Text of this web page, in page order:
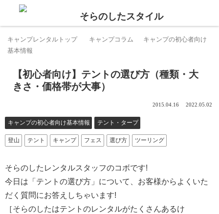
キャンプレンタルトップ キャンプコラム
キャンプの初心者向け
基本情報
【初心者向け】テントの選び方（種類・大
きさ・価格帯が大事）
2022.05.02
2015.04.16
キャンプの初心者向け基本情報 テント・タープ
登山 テント キャンプ フェス 選び方 ツーリング
そらのしたレンタルスタッフのコボです!
今日は「テントの選び方」について、お客様からよくいた
だく質問にお答えしちゃいます!
［そらのしたはテントのレンタルがたくさんあるけ